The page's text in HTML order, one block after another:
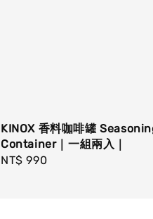
KINOX 香料咖啡罐
Container｜一組兩入｜
Regular
NT$ 990